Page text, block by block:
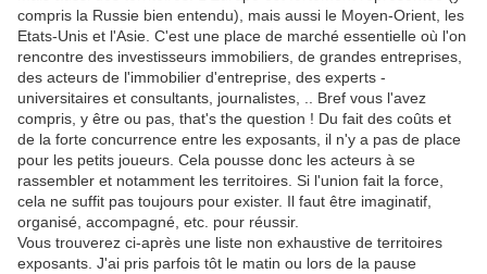
compris la Russie bien entendu), mais aussi le Moyen-Orient, les
Etats-Unis et l'Asie. C'est une place de marché essentielle où l'on
rencontre des investisseurs immobiliers, de grandes entreprises,
des acteurs de l'immobilier d'entreprise, des experts -
universitaires et consultants, journalistes, .. Bref vous l'avez
compris, y être ou pas, that's the question ! Du fait des coûts et
de la forte concurrence entre les exposants, il n'y a pas de place
pour les petits joueurs. Cela pousse donc les acteurs à se
rassembler et notamment les territoires. Si l'union fait la force,
cela ne suffit pas toujours pour exister. Il faut être imaginatif,
organisé, accompagné, etc. pour réussir.
Vous trouverez ci-après une liste non exhaustive de territoires
exposants. J'ai pris parfois tôt le matin ou lors de la pause